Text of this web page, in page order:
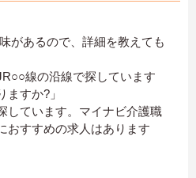
があるので、詳細を教えても
線の沿線で探しています
すか?」
しています。マイナビ介護職
おすすめの求人はあります